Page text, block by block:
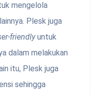
mengelola
Plesk juga
friendlyuntuk
dalam melakukan
itu, Plesk juga
sehingga